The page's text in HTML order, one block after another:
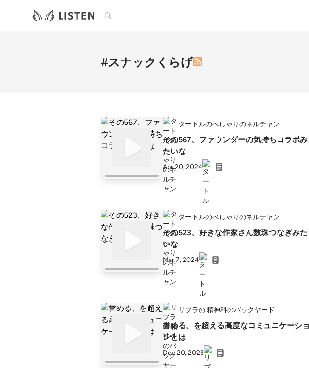
検索
#スナックくらげ
タートルのべしゃりのネルチャン
その567、ファウンダーの気持ちコラボみ
たいな
Apr 20, 2024
タートルのべしゃりのネルチャン
その523、好きな作家さん数珠つなぎみた
いな
Mar 7, 2024
リブラの 精神科のバックヤード
誉める、を超える高度なコミュニケーショ
ンとは
Dec 20, 2023